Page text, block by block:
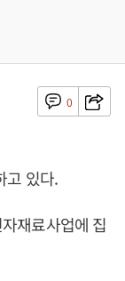
0
고 있다.
재료사업에 집